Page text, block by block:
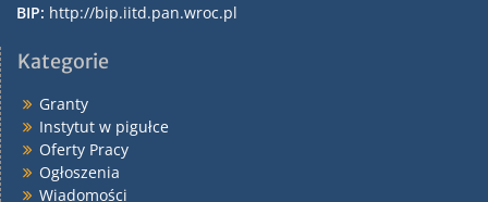
BIP: http://bip.iitd.pan.wroc.pl
Kategorie
Granty
Instytut w pigułce
Oferty Pracy
Ogłoszenia
Wiadomości